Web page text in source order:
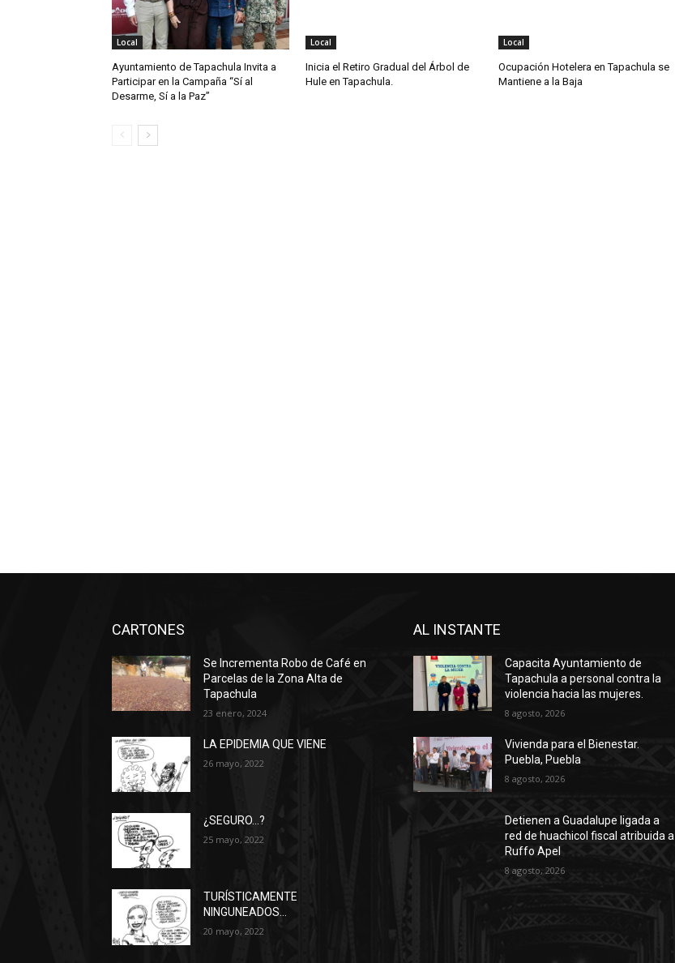
Local
Ayuntamiento de Tapachula Invita a
Participar en la Campaña “Sí al
Desarme, Sí a la Paz”
Local
Inicia el Retiro Gradual del Árbol de
Hule en Tapachula.
Local
Ocupación Hotelera en Tapachula se
Mantiene a la Baja
CARTONES
Se Incrementa Robo de Café en
Parcelas de la Zona Alta de
Tapachula
23 enero, 2024
LA EPIDEMIA QUE VIENE
26 mayo, 2022
¿SEGURO…?
25 mayo, 2022
TURÍSTICAMENTE
NINGUNEADOS…
20 mayo, 2022
AL INSTANTE
Capacita Ayuntamiento de
Tapachula a personal contra la
violencia hacia las mujeres.
8 agosto, 2026
Vivienda para el Bienestar.
Puebla, Puebla
8 agosto, 2026
Detienen a Guadalupe ligada a
red de huachicol fiscal atribuida a
Ruffo Apel
8 agosto, 2026